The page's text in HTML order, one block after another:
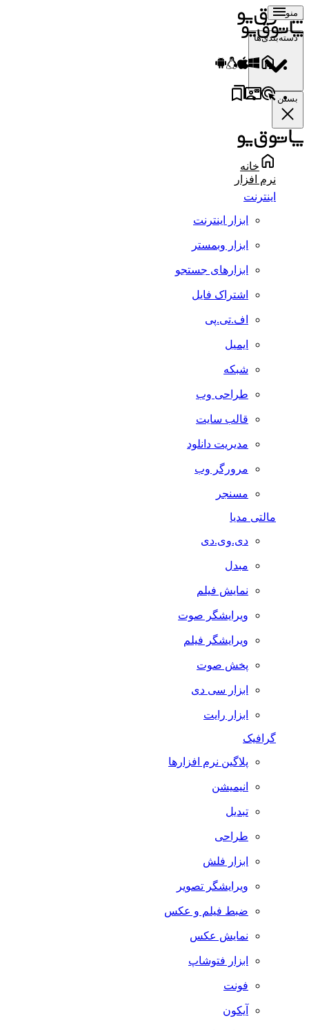
منو
دسته‌بندی‌ها
بستن
خانه
نرم افزار
اینترنت
ابزار اینترنت
ابزار وبمستر
ابزارهای جستجو
اشتراک فایل
اف.تی.پی
ایمیل
شبکه
طراحی وب
قالب سایت
مدیریت دانلود
مرورگر وب
مسنجر
مالتی مدیا
دی.وی.دی
مبدل
نمایش فیلم
ویرایشگر صوت
ویرایشگر فیلم
پخش صوت
ابزار سی دی
ابزار رایت
گرافیک
پلاگین نرم افزارها
انیمیشن
تبدیل
طراحی
ابزار فلش
ویرایشگر تصویر
ضبط فيلم و عكس
نمایش عکس
ابزار فتوشاپ
فونت
آیکون